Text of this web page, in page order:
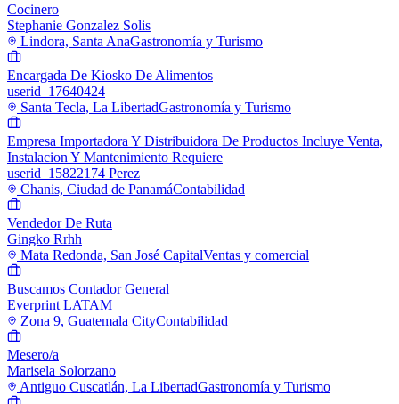
Cocinero
Stephanie Gonzalez Solis
Lindora, Santa AnaGastronomía y Turismo
Encargada De Kiosko De Alimentos
userid_17640424
Santa Tecla, La LibertadGastronomía y Turismo
Empresa Importadora Y Distribuidora De Productos Incluye Venta,
Instalacion Y Mantenimiento Requiere
userid_15822174 Perez
Chanis, Ciudad de PanamáContabilidad
Vendedor De Ruta
Gingko Rrhh
Mata Redonda, San José CapitalVentas y comercial
Buscamos Contador General
Everprint LATAM
Zona 9, Guatemala CityContabilidad
Mesero/a
Marisela Solorzano
Antiguo Cuscatlán, La LibertadGastronomía y Turismo